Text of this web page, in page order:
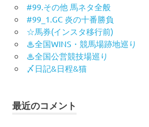
#99.その他 馬ネタ全般
#99_1.GC 炎の十番勝負
☆馬券(インスタ移行前)
♨︎全国WINS・競馬場跡地巡り
♨︎全国公営競技場巡り
〆日記&日程&猫
最近のコメント